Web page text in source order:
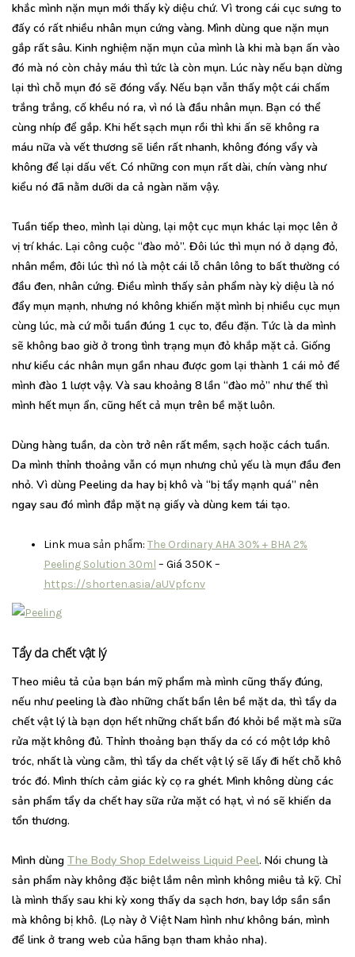
khắc mình nặn mụn mới thấy kỳ diệu chứ. Vì trong cái cục sưng to
đấy có rất nhiều nhân mụn cứng vàng. Mình dùng que nặn mụn
gắp rất sâu. Kinh nghiệm nặn mụn của mình là khi mà bạn ấn vào
đó mà nó còn chảy máu thì tức là còn mụn. Lúc này nếu bạn dừng
lại thì chỗ mụn đó sẽ đóng vẩy. Nếu bạn vẫn thấy một cái chấm
trắng trắng, cố khều nó ra, vì nó là đầu nhân mụn. Bạn có thể
cùng nhíp để gắp. Khi hết sạch mụn rồi thì khi ấn sẽ không ra
máu nữa và vết thương sẽ liền rất nhanh, không đóng vẩy và
không để lại dấu vết. Có những con mụn rất dài, chín vàng như
kiểu nó đã nằm dưỡi da cả ngàn năm vậy.
Tuần tiếp theo, mình lại dùng, lại một cục mụn khác lại mọc lên ở
vị trí khác. Lại công cuộc “đào mỏ”. Đôi lúc thì mụn nó ở dạng đỏ,
nhân mềm, đôi lúc thì nó là một cái lỗ chân lông to bất thường có
đầu đen, nhân cứng. Điều mình thấy sản phẩm này kỳ diệu là nó
đẩy mụn mạnh, nhưng nó không khiến mặt mình bị nhiều cục mụn
cùng lúc, mà cứ mỗi tuần đúng 1 cục to, đều đặn. Tức là da mình
sẽ không bao giờ ở trong tình trạng mụn đỏ khắp mặt cả. Giống
như kiểu các nhân mụn gần nhau được gom lại thành 1 cái mỏ để
mình đào 1 lượt vậy. Và sau khoảng 8 lần “đào mỏ” như thế thì
mình hết mụn ẩn, cũng hết cả mụn trên bề mặt luôn.
Dùng hàng tuần, da còn trở nên rất mềm, sạch hoặc cách tuần.
Da mình thỉnh thoảng vẫn có mụn nhưng chủ yếu là mụn đầu đen
nhỏ. Vì dùng Peeling da hay bị khô và “bị tẩy mạnh quá” nên
ngay sau đó mình đắp mặt nạ giấy và dùng kem tái tạo.
Link mua sản phẩm: The Ordinary AHA 30% + BHA 2%
Peeling Solution 30ml – Giá 350K –
https://shorten.asia/aUVpfcnv
Tẩy da chết vật lý
Theo miêu tả của bạn bán mỹ phẩm mà mình cũng thấy đúng,
nếu như peeling là đào những chất bẩn lên bề mặt da, thì tẩy da
chết vật lý là bạn dọn hết những chất bẩn đó khỏi bề mặt mà sữa
rửa mặt không đủ. Thỉnh thoảng bạn thấy da có có một lớp khô
tróc, nhất là vùng cằm, thì tẩy da chết vật lý sẽ lấy đi hết chỗ khô
tróc đó. Mình thích cảm giác kỳ cọ ra ghét. Mình không dùng các
sản phẩm tẩy da chết hay sữa rửa mặt có hạt, vì nó sẽ khiến da
tổn thương.
Mình dùng The Body Shop Edelweiss Liquid Peel. Nói chung là
sản phẩm này không đặc biệt lắm nên mình không miêu tả kỹ. Chỉ
là mình thấy sau khi kỳ xong thấy da sạch hơn, bay lớp sần sần
mà không bị khô. (Lọ này ở Việt Nam hình như không bán, mình
để link ở trang web của hãng bạn tham khảo nha).